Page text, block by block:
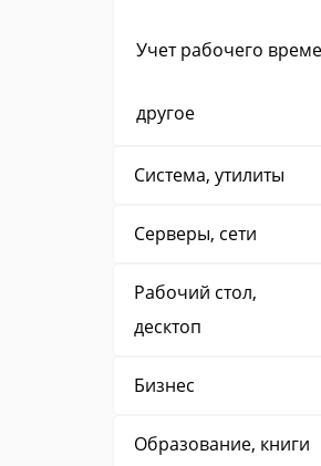
Учет рабочего
другое
Система, утилиты
Серверы, сети
Рабочий стол,
десктоп
Бизнес
Образование, книги